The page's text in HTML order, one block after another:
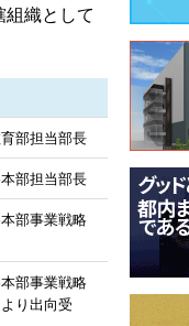
織として
部担当部長
部担当部長
部事業戦略
部事業戦略
り出向受